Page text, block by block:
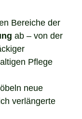
Bereiche der
ab – von der
Pflege
neue
verlängerte